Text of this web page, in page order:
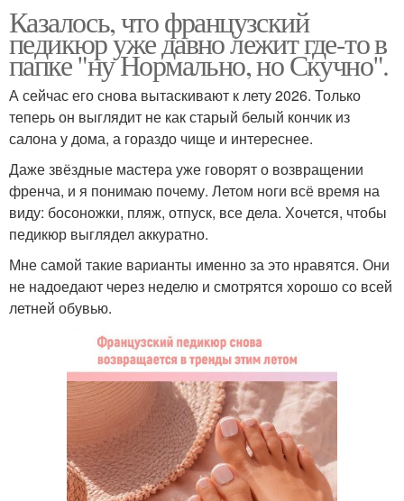
Казалось, что французский
педикюр уже давно лежит где-то в
папке "ну Нормально, но Скучно".
А сейчас его снова вытаскивают к лету 2026. Только
теперь он выглядит не как старый белый кончик из
салона у дома, а гораздо чище и интереснее.
Даже звёздные мастера уже говорят о возвращении
френча, и я понимаю почему. Летом ноги всё время на
виду: босоножки, пляж, отпуск, все дела. Хочется, чтобы
педикюр выглядел аккуратно.
Мне самой такие варианты именно за это нравятся. Они
не надоедают через неделю и смотрятся хорошо со всей
летней обувью.